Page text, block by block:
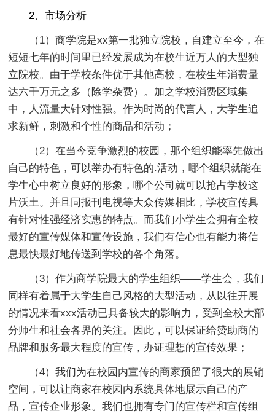
2、市场分析
（1）商学院是xx第一批独立院校，自建立至今，在
短短七年的时间里已经发展成为在校生近万人的大型独
立院校。由于学校条件优于其他高校，在校生年消费量
达六千万元之多（除学杂费）。加之学校消费区域集
中，人流量大针对性强。作为时尚的代言人，大学生追
求新鲜，刺激和个性的商品和活动；
（2）在当今竞争激烈的校园，那个组织能率先做出
自己的特色，可以举办有特色的.活动，哪个组织就能在
学生心中树立良好的形象，哪个公司就可以抢占学校这
片沃土。并且同报刊电视等大众传媒相比，学校宣传具
有针对性强经济实惠的特点。而我们小学生会拥有全校
最好的宣传媒体和宣传设施，我们有信心也有能力将信
息最快最好地传送到学校的各个角落。
（3）作为商学院最大的学生组织——学生会，我们
同样有着属于大学生自己风格的大型活动，从以往开展
的情况来看xxx活动已具备较大的影响力，受到全校大部
分师生和社会各界的关注。因此，可以保证给赞助商的
品牌和服务最大程度的宣传，办证理想的宣传效果；
（4）我们为在校园内宣传的商家预留了很大的展销
空间，可以让商家在校园内系统具体地展示自己的产
品，宣传企业形象。我们也拥有专门的宣传栏和宣传组